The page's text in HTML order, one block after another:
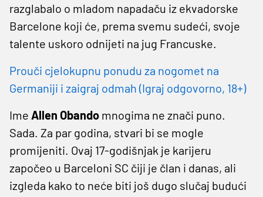
razglabalo o mladom napadaču iz ekvadorske
Barcelone koji će, prema svemu sudeći, svoje
talente uskoro odnijeti na jug Francuske.
Prouči cjelokupnu ponudu za nogomet na
Germaniji i zaigraj odmah (Igraj odgovorno, 18+)
Ime Allen Obando mnogima ne znači puno.
Sada. Za par godina, stvari bi se mogle
promijeniti. Ovaj 17-godišnjak je karijeru
započeo u Barceloni SC čiji je član i danas, ali
izgleda kako to neće biti još dugo slučaj budući